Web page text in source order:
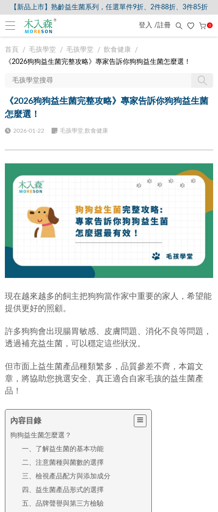
【新品上市】熟齡益生菌系列，任選單件9折、2件88折、3件85折
登入 /註冊 0
首頁 毛孩學堂 毛孩學堂
飲食健康
《2026狗狗益生菌完整攻略》專家告訴你狗狗益生菌怎麼選！
《2026狗狗益生菌完整攻略》專家告訴你狗狗益生菌
怎麼選！
2026-01-22 毛孩學堂,飲食健康
現在越來越多的飼主把狗狗當作家中重要的家人，希望能
提供更好的照顧。
許多狗狗會出現腸胃敏感、皮膚問題、消化不良等問題，
透過補充益生菌，可以穩定這些狀況。
但市面上益生菌產品種類繁多，品質參差不齊，本篇文
章，將協助您挑選安全、真正適合自家毛孩的益生菌產
品！
內容目錄
狗狗益生菌怎麼選？
一、了解益生菌的基本功能
二、注意菌種與菌數的選擇
三、檢視產品配方與添加成分
四、益生菌產品形式的選擇
五、品牌聲譽與第三方檢驗